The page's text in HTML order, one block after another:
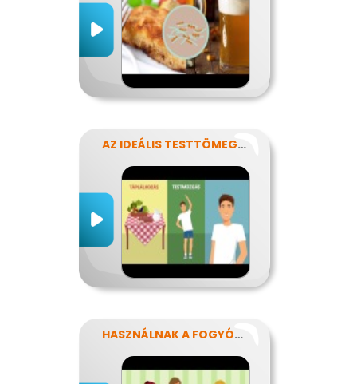
AZ IDEÁLIS TESTTÖMEG TITKAI
HASZNÁLNAK A FOGYÓKÚRÁK?